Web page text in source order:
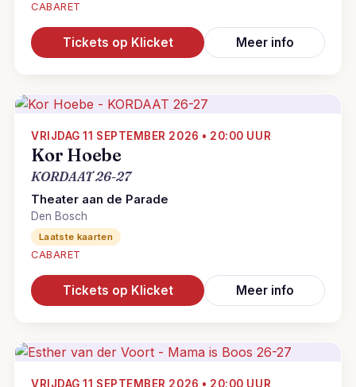
CABARET
Tickets op Klicket Meer info
VRIJDAG 11 SEPTEMBER 2026 • 20:00 UUR
Kor Hoebe
KORDAAT 26-27
Theater aan de Parade
Den Bosch
Laatste kaarten
CABARET
Tickets op Klicket Meer info
VRIJDAG 11 SEPTEMBER 2026 • 20:00 UUR